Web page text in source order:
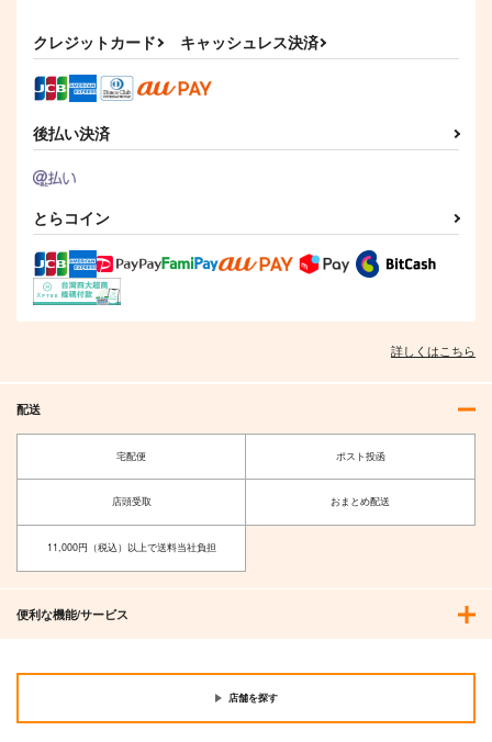
クレジットカード キャッシュレス決済
後払い決済
とらコイン
詳しくはこちら
配送
宅配便 ポスト投函
店頭受取 おまとめ配送
11,000円（税込）以上で送料当社負担
便利な機能/サービス
店舗を探す